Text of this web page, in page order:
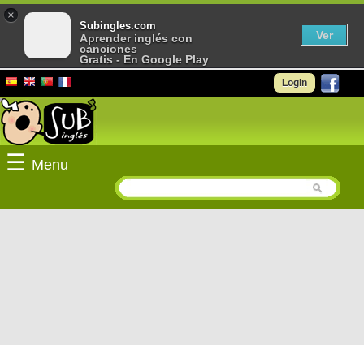
Login
☰ Menu
×
Subingles.com
Aprender inglés con
canciones
Gratis - En Google Play
Ver